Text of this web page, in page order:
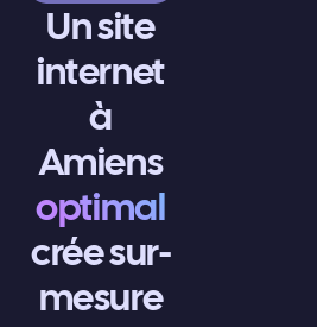
Un site
internet
à
Amiens
optimal
crée sur-
mesure